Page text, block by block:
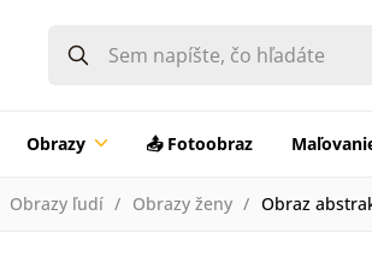
Obrazy 📤 Fotoobraz
Obrazy ľudí Obrazy ženy Obraz